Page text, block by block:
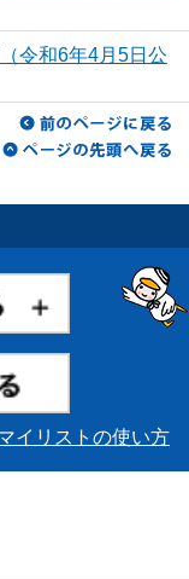
令和6年4月5日公
イリストの使い方